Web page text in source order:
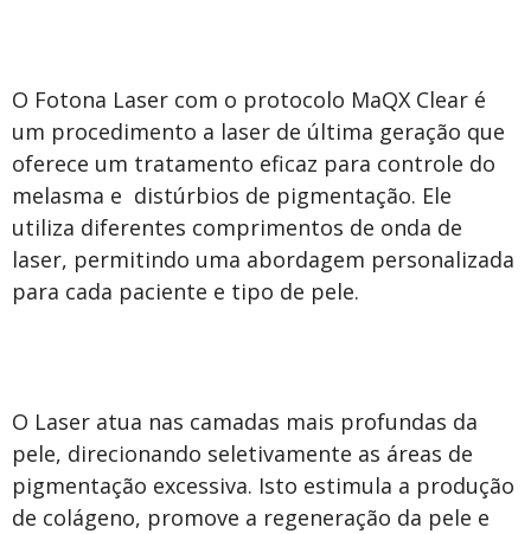
O Fotona Laser com o protocolo MaQX Clear é
um procedimento a laser de última geração que
oferece um tratamento eficaz para controle do
melasma e distúrbios de pigmentação. Ele
utiliza diferentes comprimentos de onda de
laser, permitindo uma abordagem personalizada
para cada paciente e tipo de pele.
O Laser atua nas camadas mais profundas da
pele, direcionando seletivamente as áreas de
pigmentação excessiva. Isto estimula a produção
de colágeno, promove a regeneração da pele e